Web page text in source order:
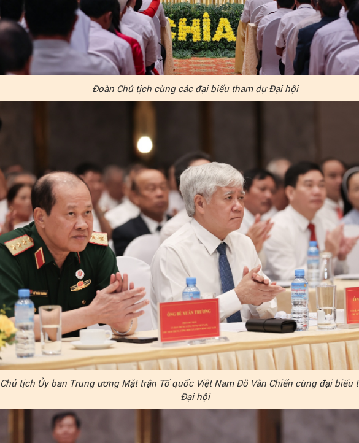
Đoàn Chủ tịch cùng các đại biểu tham dự Đại hội
Chủ tịch Ủy ban Trung ương Mặt trận Tổ quốc Việt Nam Đỗ Văn Chiến cùng đại biểu
Đại hội